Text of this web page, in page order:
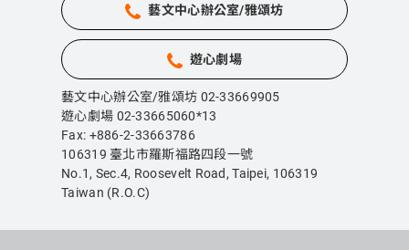
藝文中心辦公室/雅頌坊
遊心劇場
藝文中心辦公室/雅頌坊 02-33669905
遊心劇場 02-33665060*13
Fax: +886-2-33663786
106319 臺北市羅斯福路四段一號
No.1, Sec.4, Roosevelt Road, Taipei, 106319
Taiwan (R.O.C)